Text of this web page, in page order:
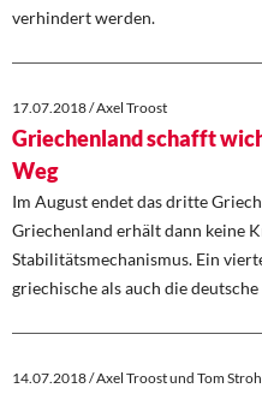
verhindert werden.
17.07.2018 / Axel Troost
Griechenland schafft
Weg
Im August endet das dritte
Griechenland erhält dann keine
Stabilitätsmechanismus. Ein
griechische als auch die
14.07.2018 / Axel Troost und Tom